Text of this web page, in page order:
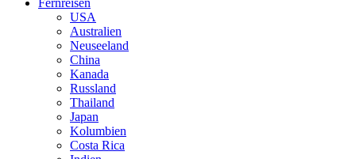
Fernreisen
USA
Australien
Neuseeland
China
Kanada
Russland
Thailand
Japan
Kolumbien
Costa Rica